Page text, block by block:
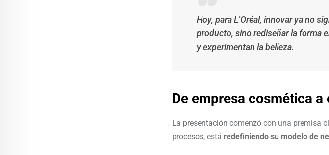
Hoy, para L’Oréal, innovar ya no
producto, sino rediseñar la forma
y experimentan la belleza.
De empresa cosmética
La presentación comenzó con una premisa
procesos, está redefiniendo su modelo de